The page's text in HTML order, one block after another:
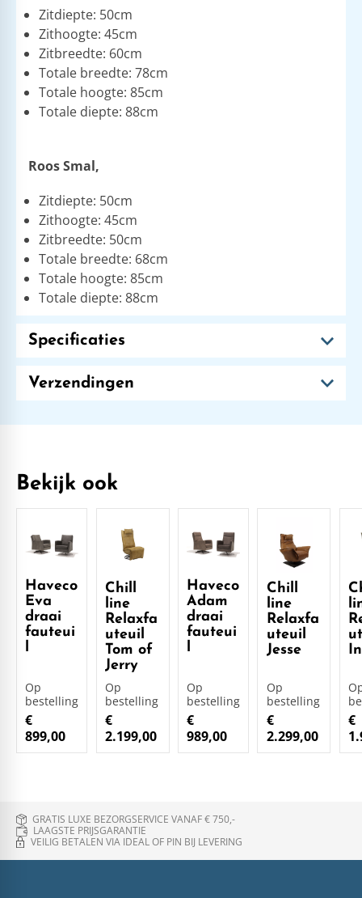
Zitdiepte: 50cm
Zithoogte: 45cm
Zitbreedte: 60cm
Totale breedte: 78cm
Totale hoogte: 85cm
Totale diepte: 88cm
Roos Smal,
Zitdiepte: 50cm
Zithoogte: 45cm
Zitbreedte: 50cm
Totale breedte: 68cm
Totale hoogte: 85cm
Totale diepte: 88cm
Specificaties
Verzendingen
Bekijk ook
Haveco
Eva
draai
fauteui
l
Op
bestelling
€
899,00
Chill
line
Relaxfa
uteuil
Tom of
Jerry
Op
bestelling
€
2.199,00
Haveco
Adam
draai
fauteui
l
Op
bestelling
€
989,00
Chill
line
Relaxfa
uteuil
Jesse
Op
bestelling
€
2.299,00
€
GRATIS LUXE BEZORGSERVICE VANAF € 750,-
LAAGSTE PRIJSGARANTIE
VEILIG BETALEN VIA IDEAL OF PIN BIJ LEVERING